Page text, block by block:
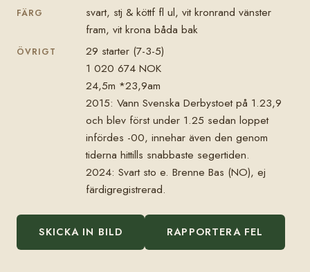
FÄRG
svart, stj & köttf fl ul, vit kronrand vänster
fram, vit krona båda bak
ÖVRIGT
29 starter (7-3-5)
1 020 674 NOK
24,5m *23,9am
2015: Vann Svenska Derbystoet på 1.23,9
och blev först under 1.25 sedan loppet
infördes -00, innehar även den genom
tiderna hittills snabbaste segertiden.
2024: Svart sto e. Brenne Bas (NO), ej
färdigregistrerad.
SKICKA IN BILD RAPPORTERA FEL